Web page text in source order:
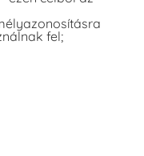
fel;